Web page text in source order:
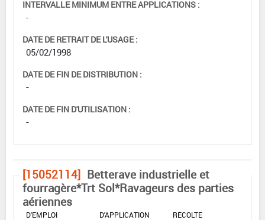
INTERVALLE MINIMUM ENTRE APPLICATIONS :
-
DATE DE RETRAIT DE L'USAGE :
05/02/1998
DATE DE FIN DE DISTRIBUTION :
-
DATE DE FIN D'UTILISATION :
-
[15052114] Betterave industrielle et
fourragère*Trt Sol*Ravageurs des parties
aériennes
DOSE MAX
D'EMPLOI
D'APPLICATION
RÉCOLTE